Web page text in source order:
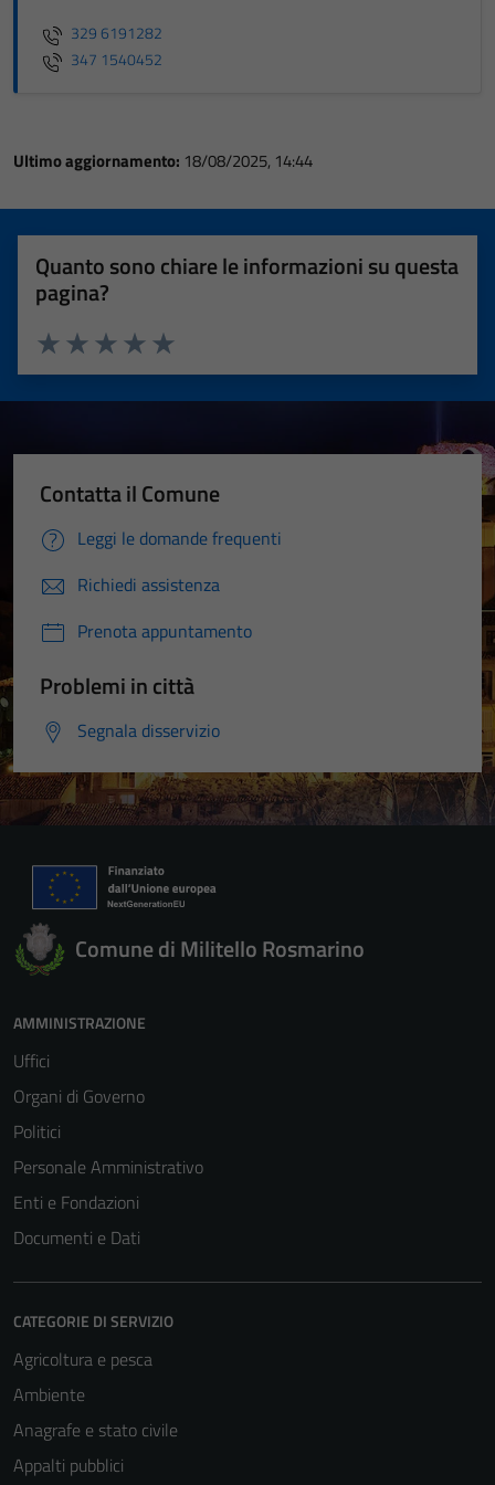
329 6191282
347 1540452
Ultimo aggiornamento: 18/08/2025, 14:44
Quanto sono chiare le informazioni su questa
pagina?
Valuta 5 stelle su 5
Valuta 4 stelle su 5
Valuta 3 stelle su 5
Valuta 2 stelle su 5
Valuta 1 stelle su 5
Contatta il Comune
Leggi le domande frequenti
Richiedi assistenza
Prenota appuntamento
Problemi in città
Segnala disservizio
Comune di Militello Rosmarino
AMMINISTRAZIONE
Uffici
Organi di Governo
Politici
Personale Amministrativo
Enti e Fondazioni
Documenti e Dati
CATEGORIE DI SERVIZIO
Agricoltura e pesca
Ambiente
Anagrafe e stato civile
Appalti pubblici